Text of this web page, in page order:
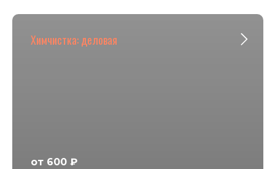
Химчистка: деловая
от 600 ₽